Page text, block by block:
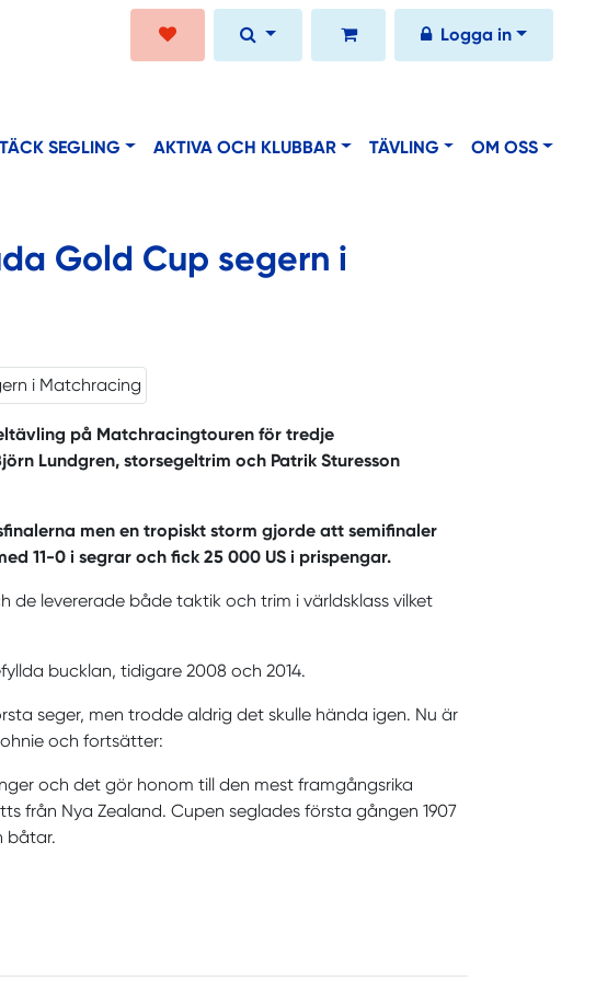
Logga in
SEGLING AKTIVA OCH KLUBBAR TÄVLING OM OSS
Gold Cup segern i
på Matchracingtouren för tredje
Lundgren, storsegeltrim och Patrik Sturesson
men en tropiskt storm gjorde att semifinaler
11-0 i segrar och fick 25 000 US i prispengar.
de levererade både taktik och trim i världsklass vilket
bucklan, tidigare 2008 och 2014.
seger, men trodde aldrig det skulle hända igen. Nu är
och fortsätter:
och det gör honom till den mest framgångsrika
från Nya Zealand. Cupen seglades första gången 1907
båtar.